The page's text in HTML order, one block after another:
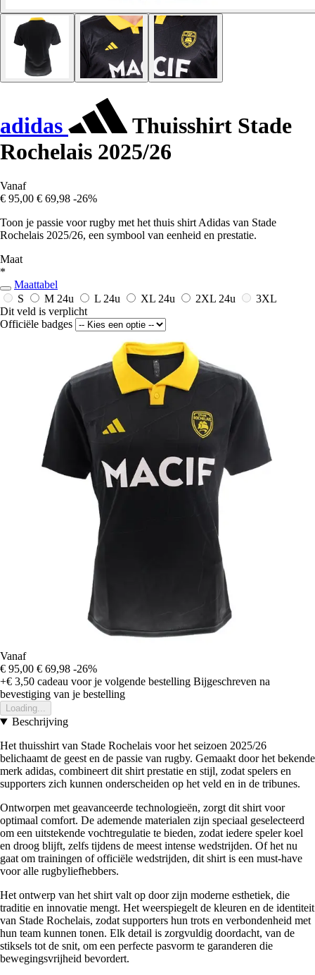
adidas
Thuisshirt Stade
Rochelais 2025/26
Vanaf
€ 95,00 € 69,98 -26%
Toon je passie voor rugby met het thuis shirt Adidas van Stade
Rochelais 2025/26, een symbool van eenheid en prestatie.
Maat
*
Maattabel
S
M 24u L 24u XL 24u 2XL 24u
3XL
Dit veld is verplicht
Officiële badges
Vanaf
€ 95,00 € 69,98 -26%
+€ 3,50 cadeau voor je volgende bestelling Bijgeschreven na
bevestiging van je bestelling
Loading...
Beschrijving
Het thuisshirt van Stade Rochelais voor het seizoen 2025/26
belichaamt de geest en de passie van rugby. Gemaakt door het bekende
merk adidas, combineert dit shirt prestatie en stijl, zodat spelers en
supporters zich kunnen onderscheiden op het veld en in de tribunes.
Ontworpen met geavanceerde technologieën, zorgt dit shirt voor
optimaal comfort. De ademende materialen zijn speciaal geselecteerd
om een uitstekende vochtregulatie te bieden, zodat iedere speler koel
en droog blijft, zelfs tijdens de meest intense wedstrijden. Of het nu
gaat om trainingen of officiële wedstrijden, dit shirt is een must-have
voor alle rugbyliefhebbers.
Het ontwerp van het shirt valt op door zijn moderne esthetiek, die
traditie en innovatie mengt. Het weerspiegelt de kleuren en de identiteit
van Stade Rochelais, zodat supporters hun trots en verbondenheid met
hun team kunnen tonen. Elk detail is zorgvuldig doordacht, van de
stiksels tot de snit, om een perfecte pasvorm te garanderen die
bewegingsvrijheid bevordert.